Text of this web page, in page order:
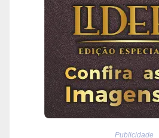
Publicidade